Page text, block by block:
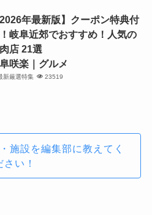
2026年最新版】クーポン特典付
岐阜近郊でおすすめ！人気の
店 21選
咲楽｜グルメ
新厳選特集 23519
施設を編集部に教えてく
さい！